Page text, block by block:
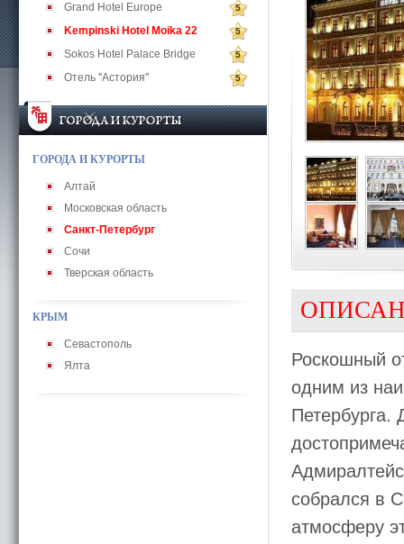
Grand Hotel Europe 5
Kempinski Hotel Moika 22 5
Sokos Hotel Palace Bridge 5
Отель ''Астория'' 5
ГОРОДА И КУРОРТЫ
Алтай
Московская область
Санкт-Петербург
Сочи
Тверская область
КРЫМ
Севастополь
Ялта
Роскошный
одним из
Петербурга.
собрался в
атмосферу